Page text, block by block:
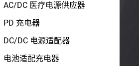
AC/DC 医疗电源供应器
PD 充电器
DC/DC 电源适配器
电池适配充电器